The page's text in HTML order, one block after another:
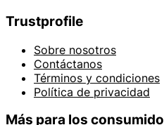
Trustprofile
Sobre nosotros
Contáctanos
Términos y condiciones
Política de privacidad
Más para los